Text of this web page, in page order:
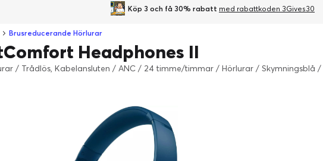
Köp 3 och få 30% rabatt med rabattkoden 3Gives30
Brusreducerande Hörlurar
Headphones II
/ Trådlös, Kabelansluten / ANC / 24 timme/timmar / Hörlurar / Skymningsblå /